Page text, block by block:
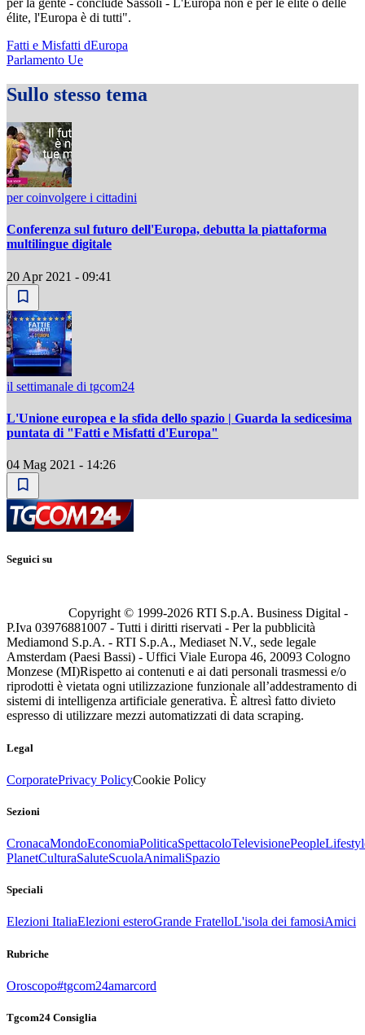
per la gente - conclude Sassoli - L'Europa non è per le élite o delle
élite, l'Europa è di tutti".
Fatti e Misfatti dEuropa
Parlamento Ue
Sullo stesso tema
per coinvolgere i cittadini
Conferenza sul futuro dell'Europa, debutta la piattaforma
multilingue digitale
20 Apr 2021 - 09:41
il settimanale di tgcom24
L'Unione europea e la sfida dello spazio | Guarda la sedicesima
puntata di "Fatti e Misfatti d'Europa"
04 Mag 2021 - 14:26
Seguici su
Copyright © 1999-2026 RTI S.p.A. Business Digital -
P.Iva 03976881007 - Tutti i diritti riservati - Per la pubblicità
Mediamond S.p.A. - RTI S.p.A., Mediaset N.V., sede legale
Amsterdam (Paesi Bassi) - Uffici Viale Europa 46, 20093 Cologno
Monzese (MI)Rispetto ai contenuti e ai dati personali trasmessi e/o
riprodotti è vietata ogni utilizzazione funzionale all’addestramento di
sistemi di intelligenza artificiale generativa. È altresì fatto divieto
espresso di utilizzare mezzi automatizzati di data scraping.
Legal
CorporatePrivacy PolicyCookie Policy
Sezioni
CronacaMondoEconomiaPoliticaSpettacoloTelevisionePeople
PlanetCulturaSaluteScuolaAnimaliSpazio
Speciali
Elezioni ItaliaElezioni esteroGrande FratelloL'isola dei famosiAmici
Rubriche
Oroscopo#tgcom24amarcord
Tgcom24 Consiglia